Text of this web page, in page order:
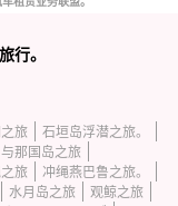
行。
旅
石垣岛浮潜之旅。
与那国岛之旅
旅
冲绳燕巴鲁之旅。
水月岛之旅
观鲸之旅